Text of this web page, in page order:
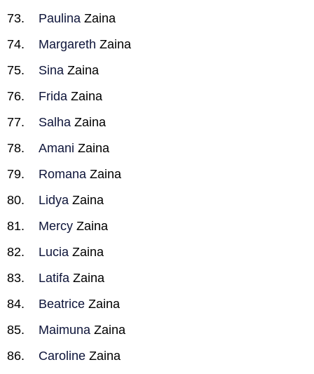
Paulina Zaina
Margareth Zaina
Sina Zaina
Frida Zaina
Salha Zaina
Amani Zaina
Romana Zaina
Lidya Zaina
Mercy Zaina
Lucia Zaina
Latifa Zaina
Beatrice Zaina
Maimuna Zaina
Caroline Zaina